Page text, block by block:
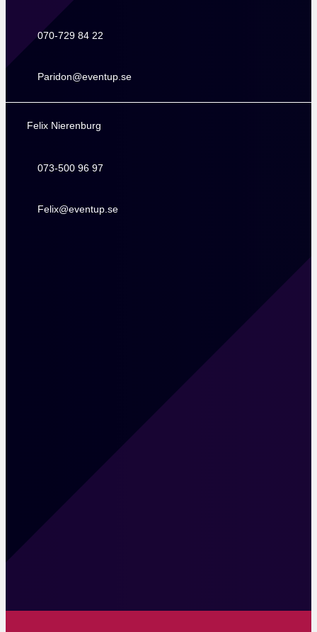
070-729 84 22
070-729 84 22
Paridon@eventup.se
Paridon@eventup.se
Felix Nierenburg
073-500 96 97
073-500 96 97
Felix@eventup.se
Felix@eventup.se